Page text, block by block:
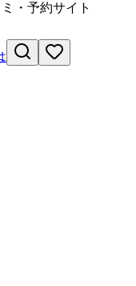
・予約サイト